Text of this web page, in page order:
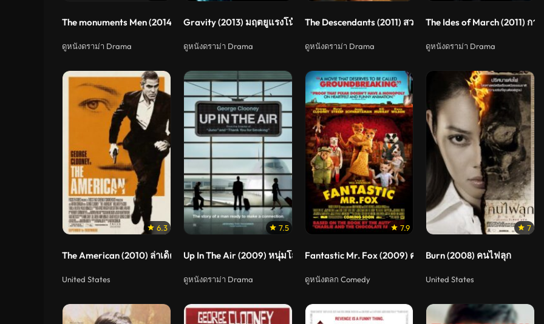
The monuments Men (2014) กองพันฉกขุมทรัพย์โลกสะท้าน
ดูหนังดราม่า Drama
Gravity (2013) มฤตยูแรงโน้มถ่วง
ดูหนังดราม่า Drama
The Descendants (2011) สวมหัวใจพ่อ ขอทุ่มรักอีกครั้ง
ดูหนังดราม่า Drama
The Ides of March (2011) กา
ดูหนังดราม่า Drama
6.3
The American (2010) ล่าเด็ดหัวมือสังหารหนีสุดโลก
United States
7.5
Up In The Air (2009) หนุ่มโสดหัวใจโดดเดี่ยว
ดูหนังดราม่า Drama
7.9
Fantastic Mr. Fox (2009) คุณจิ้งจอกจอมแสบ
ดูหนังตลก Comedy
7
Burn (2008) คนไฟลุก
United States